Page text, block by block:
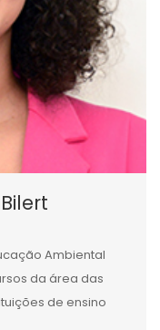
Ambiental
da área das
de ensino